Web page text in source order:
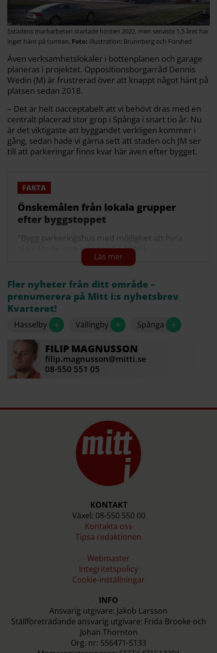
Sstadens markarbeten startade hösten 2022, men senaste 1,5 året har
inget hänt på tomten.
Illustration: Brunnberg och Forshed
Även verksamhetslokaler i bottenplanen och garage
planeras i projektet. Oppositionsborgarråd Dennis
Wedin (M) är frustrerad över att knappt något hänt på
platsen sedan 2018.
– Det är helt oacceptabelt att vi behövt dras med en
centralt placerad stor grop i Spånga i snart tio år. Nu
är det viktigaste att byggandet verkligen kommer i
gång, sedan hade vi gärna sett att staden och JM ser
till att parkeringar finns kvar här även efter bygget.
Önskemålen från lokala grupper
efter byggstoppet
"Bygg parkeringshus med möjlighet att hyra
plats för de som inte kan ha bilen i
Bromstensstaden."
"Bygg hyresrätter med skaplig hyra så
försvinner de nog i ett nafs."
"Skulle vara trevligt med ett grönområde i stället
"Det var väl dödsdömt från början - bygga dyra
lägenheter med en trafikerad väg runt. Bygg
parkering och en vacker rondell istället."
Källa: Facebook
Fler nyheter från ditt område –
prenumerera på Mitt i:s nyhetsbrev
Kvarteret!
Hässelby + Vällingby + Spånga +
FILIP MAGNUSSON
filip.magnusson@mitti.se
08-550 551 05
KONTAKT
Växel: 08-550 550 00
Kontakta oss
Tipsa redaktionen
Webmaster
Integritetspolicy
Cookie-inställningar
INFO
Ansvarig utgivare: Jakob Larsson
Ställföreträdande ansvarig utgivare: Frida Brooke och
Johan Thornton
Org. nr: 556471-5133